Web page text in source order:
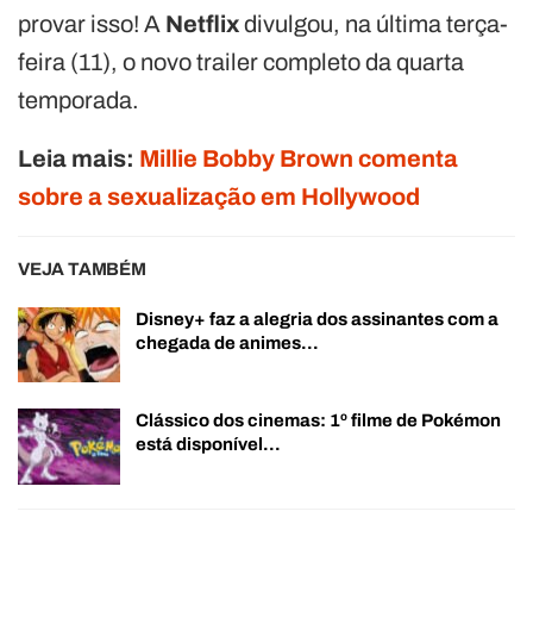
provar isso! A Netflixdivulgou, na última terça-
feira (11), o novo trailer completo da quarta
temporada.
Leia mais: Millie Bobby Brown comenta
sobre a sexualização em Hollywood
VEJA TAMBÉM
Disney+ faz a alegria dos assinantes com a
chegada de animes…
Clássico dos cinemas: 1º filme de Pokémon
está disponível…